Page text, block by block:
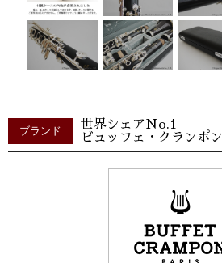
ブランド
世界シェアNo.1
ビュッフェ・クランポン